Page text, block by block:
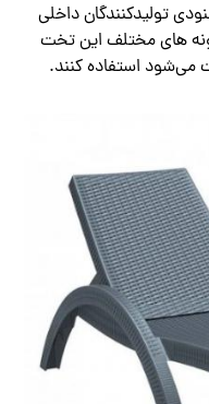
تولیدکنندگان داخلی
های مختلف این تخت
می‌شود استفاده کنند.